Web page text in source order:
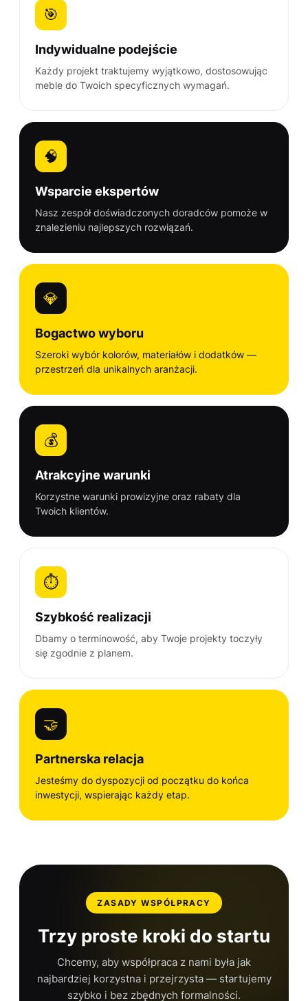
🎯
Indywidualne podejście
Każdy projekt traktujemy wyjątkowo, dostosowując
meble do Twoich specyficznych wymagań.
🧠
Wsparcie ekspertów
Nasz zespół doświadczonych doradców pomoże w
znalezieniu najlepszych rozwiązań.
💎
Bogactwo wyboru
Szeroki wybór kolorów, materiałów i dodatków —
przestrzeń dla unikalnych aranżacji.
💰
Atrakcyjne warunki
Korzystne warunki prowizyjne oraz rabaty dla
Twoich klientów.
⏱️
Szybkość realizacji
Dbamy o terminowość, aby Twoje projekty toczyły
się zgodnie z planem.
🤝
Partnerska relacja
Jesteśmy do dyspozycji od początku do końca
inwestycji, wspierając każdy etap.
ZASADY WSPÓŁPRACY
Trzy proste kroki do startu
Chcemy, aby współpraca z nami była jak
najbardziej korzystna i przejrzysta — startujemy
szybko i bez zbędnych formalności.